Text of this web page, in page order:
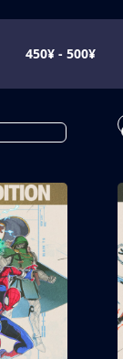
450¥ - 500¥